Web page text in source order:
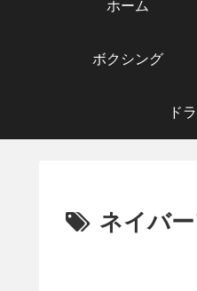
ホーム
ボクシング
ド
ネイバ